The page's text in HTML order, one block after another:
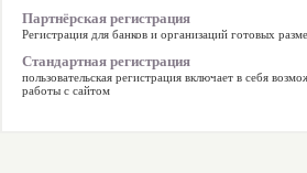
Партнёрская регистрация
Регистрация для банков и организаций готовых
Стандартная регистрация
пользовательская регистрация включает в себя
работы с сайтом